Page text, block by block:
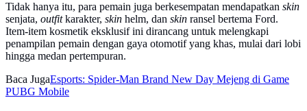
Tidak hanya itu, para pemain juga berkesempatan mendapatkan skin
senjata, outfitkarakter, skin helm, dan skin ransel bertema Ford.
Item-item kosmetik eksklusif ini dirancang untuk melengkapi
penampilan pemain dengan gaya otomotif yang khas, mulai dari lobi
hingga medan pertempuran.
Baca JugaEsports: Spider-Man Brand New Day Mejeng di Game
PUBG Mobile